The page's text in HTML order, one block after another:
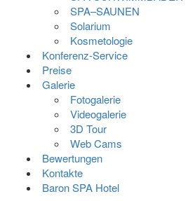
SPA–SAUNEN
Solarium
Kosmetologie
Konferenz-Service
Preise
Galerie
Fotogalerie
Videogalerie
3D Tour
Web Cams
Bewertungen
Kontakte
Baron SPA Hotel